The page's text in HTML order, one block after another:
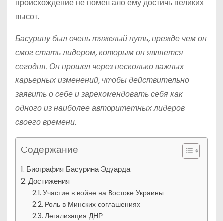
происхождение не помешало ему достичь великих
высот.
Басурину был очень тяжелый путь, прежде чем он
смог стать лидером, которым он является
сегодня. Он прошел через несколько важных
карьерных изменений, чтобы действительно
заявить о себе и зарекомендовать себя как
одного из наиболее авторитетных лидеров
своего времени.
Содержание
Биография Басурина Эдуарда
Достижения
Участие в войне на Востоке Украины
Роль в Минских соглашениях
Легализация ДНР